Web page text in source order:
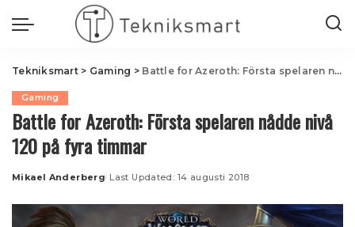
Tekniksmart> Gaming > Battle for Azeroth: Första spelaren nådde nivå 120 på fyra timmar
Gaming
Battle for Azeroth: Första spelaren nådde nivå
120 på fyra timmar
Posted
Mikael Anderberg Last Updated: 14 augusti 2018